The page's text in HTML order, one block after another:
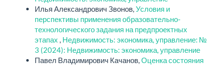
Илья Александрович Звонов,Условия и
перспективы применения образовательно-
технологического задания на предпроектных
этапах , Недвижимость: экономика, управление: №
3 (2024): Недвижимость: экономика, управление
Павел Владимирович Качанов,Оценка состояния